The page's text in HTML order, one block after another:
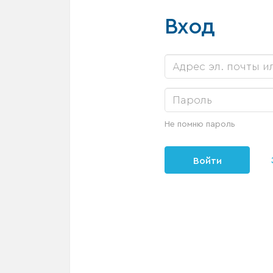
Вход
Не помню пароль